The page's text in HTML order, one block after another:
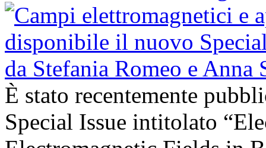
È stato recentemente
Special Issue intitolato